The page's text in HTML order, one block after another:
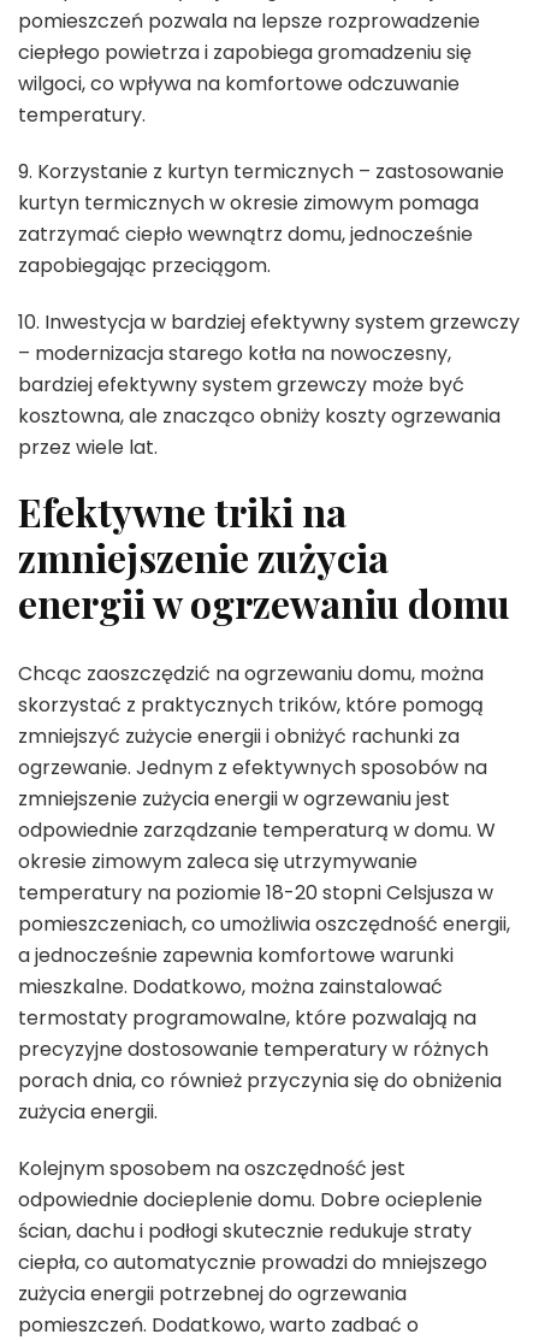
pomieszczeń pozwala na lepsze rozprowadzenie
ciepłego powietrza i zapobiega gromadzeniu się
wilgoci, co wpływa na komfortowe odczuwanie
temperatury.
9. Korzystanie z kurtyn termicznych – zastosowanie
kurtyn termicznych w okresie zimowym pomaga
zatrzymać ciepło wewnątrz domu, jednocześnie
zapobiegając przeciągom.
10. Inwestycja w bardziej efektywny system grzewczy
– modernizacja starego kotła na nowoczesny,
bardziej efektywny system grzewczy może być
kosztowna, ale znacząco obniży koszty ogrzewania
przez wiele lat.
Efektywne triki na
zmniejszenie zużycia
energii w ogrzewaniu domu
Chcąc zaoszczędzić na ogrzewaniu domu, można
skorzystać z praktycznych trików, które pomogą
zmniejszyć zużycie energii i obniżyć rachunki za
ogrzewanie. Jednym z efektywnych sposobów na
zmniejszenie zużycia energii w ogrzewaniu jest
odpowiednie zarządzanie temperaturą w domu. W
okresie zimowym zaleca się utrzymywanie
temperatury na poziomie 18-20 stopni Celsjusza w
pomieszczeniach, co umożliwia oszczędność energii,
a jednocześnie zapewnia komfortowe warunki
mieszkalne. Dodatkowo, można zainstalować
termostaty programowalne, które pozwalają na
precyzyjne dostosowanie temperatury w różnych
porach dnia, co również przyczynia się do obniżenia
zużycia energii.
Kolejnym sposobem na oszczędność jest
odpowiednie docieplenie domu. Dobre ocieplenie
ścian, dachu i podłogi skutecznie redukuje straty
ciepła, co automatycznie prowadzi do mniejszego
zużycia energii potrzebnej do ogrzewania
pomieszczeń. Dodatkowo, warto zadbać o